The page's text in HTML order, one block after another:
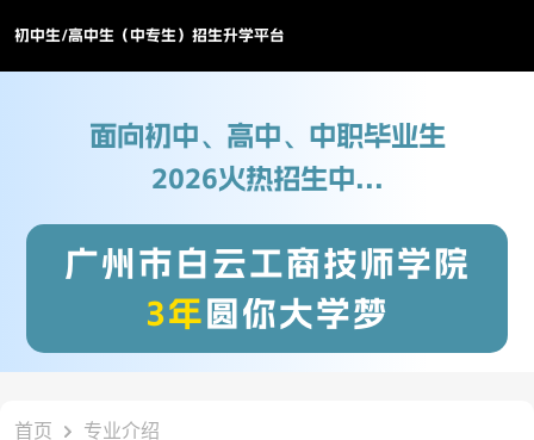
初中生/高中生（中专生）招生升学平台
面向初中、高中、中职毕业生
2026火热招生中...
广州市白云工商技师学院
3年圆你大学梦
首页 专业介绍